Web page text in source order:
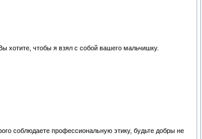
хотите, чтобы я взял с собой вашего мальчишку.
соблюдаете профессиональную этику, будьте добры не